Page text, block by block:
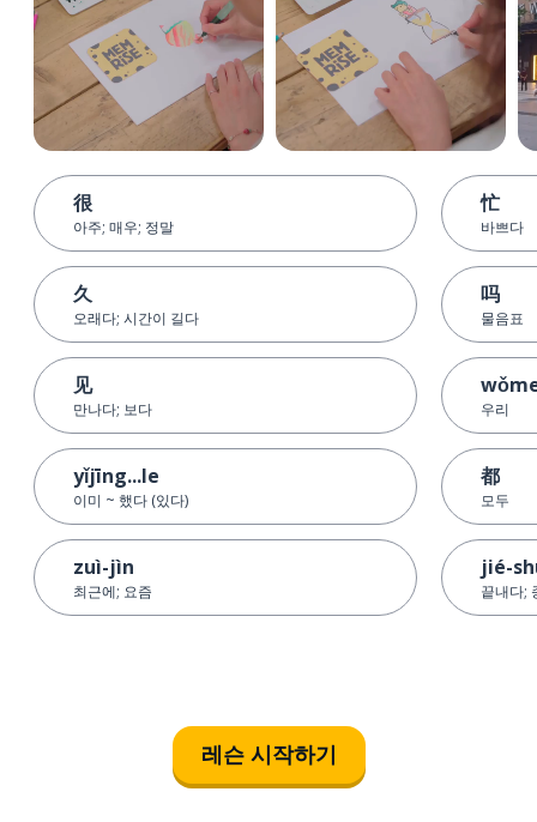
很
아주; 매우; 정말
久
오래다; 시간이 길다
见
만나다; 보다
yǐjīng...le
이미 ~ 했다 (있다)
zuì-jìn
최근에; 요즘
忙
바쁘다
吗
물음표
우리
都
모두
jié-
끝내다;
레슨 시작하기